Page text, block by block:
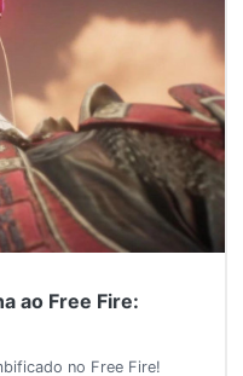
ao Free Fire:
no Free Fire!